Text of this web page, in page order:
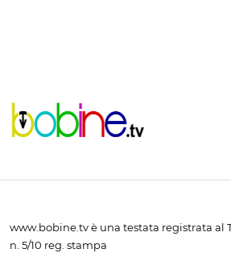
www.bobine.tv è una testata registrata al
n. 5/10 reg. stampa